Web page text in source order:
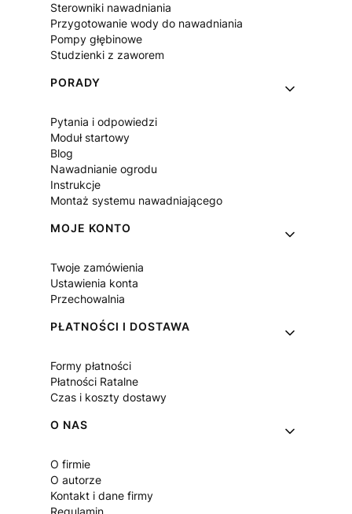
Sterowniki nawadniania
Przygotowanie wody do nawadniania
Pompy głębinowe
Studzienki z zaworem
PORADY
Pytania i odpowiedzi
Moduł startowy
Blog
Nawadnianie ogrodu
Instrukcje
Montaż systemu nawadniającego
MOJE KONTO
Twoje zamówienia
Ustawienia konta
Przechowalnia
PŁATNOŚCI I DOSTAWA
Formy płatności
Płatności Ratalne
Czas i koszty dostawy
O NAS
O firmie
O autorze
Kontakt i dane firmy
Regulamin